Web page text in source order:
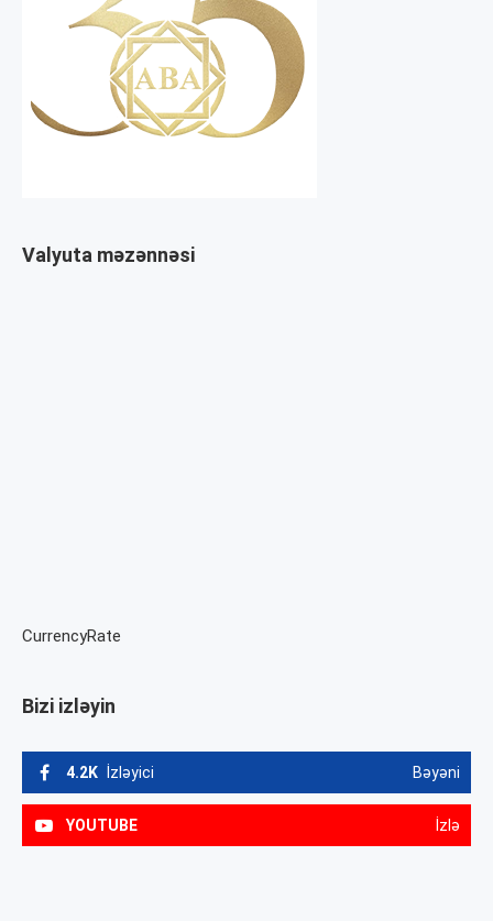
Valyuta məzənnəsi
CurrencyRate
Bizi izləyin
4.2K İzləyici Bəyəni
YOUTUBE İzlə